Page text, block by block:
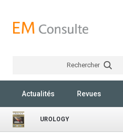
Rechercher
Actualités Revues
UROLOGY